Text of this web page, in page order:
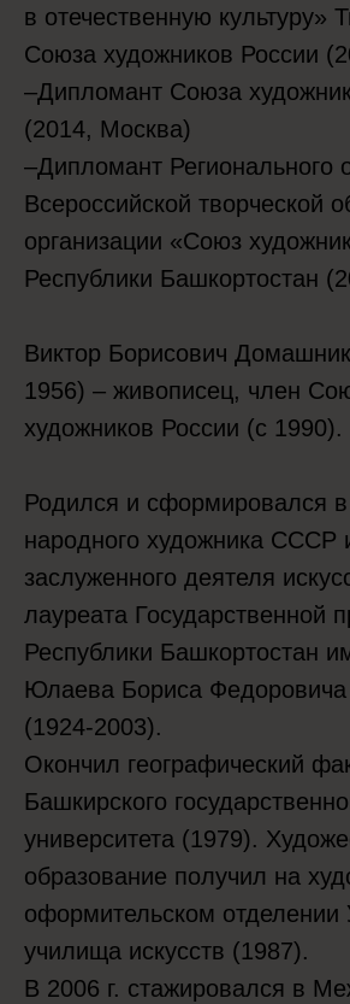
в отечественную культуру»
Союза художников России
–Дипломант Союза
(2014, Москва)
–Дипломант Регионального
Всероссийской творческой
организации «Союз
Республики Башкортостан
Виктор Борисович
1956) – живописец, член
художников России (с 1990).
Родился и сформировался
народного художника
заслуженного деятеля
лауреата Государственной
Республики Башкортостан
Юлаева Бориса
(1924-2003).
Окончил географический
Башкирского
университета (1979).
образование получил на
оформительском отделении
училища искусств (1987).
В 2006 г. стажировался в